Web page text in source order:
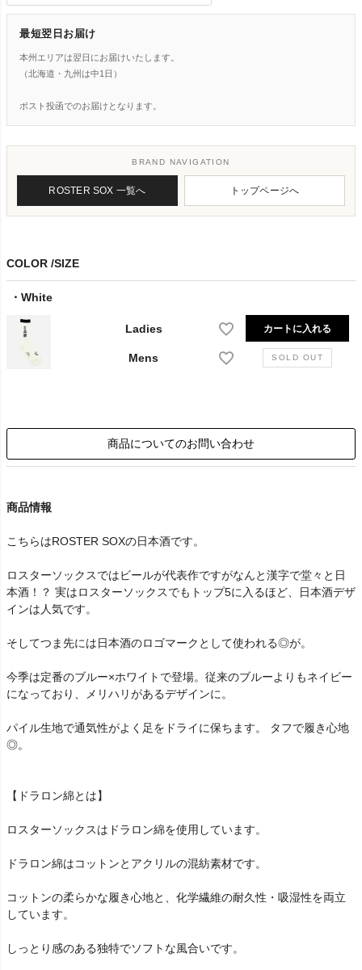
最短翌日お届け
本州エリアは翌日にお届けいたします。
（北海道・九州は中1日）
ポスト投函でのお届けとなります。
BRAND NAVIGATION
ROSTER SOX 一覧へ トップページへ
COLOR SIZE
White
Ladies カートに入れる
Mens
商品についてのお問い合わせ
商品情報
こちらはROSTER SOXの日本酒です。
ロスターソックスではビールが代表作ですがなんと漢字で堂々と日
本酒！？ 実はロスターソックスでもトップ5に入るほど、日本酒デザ
インは人気です。
そしてつま先には日本酒のロゴマークとして使われる◎が。
今季は定番のブルー×ホワイトで登場。従来のブルーよりもネイビー
になっており、メリハリがあるデザインに。
パイル生地で通気性がよく足をドライに保ちます。 タフで履き心地
◎。
【ドラロン綿とは】
ロスターソックスはドラロン綿を使用しています。
ドラロン綿はコットンとアクリルの混紡素材です。
コットンの柔らかな履き心地と、化学繊維の耐久性・吸湿性を両立
しています。
しっとり感のある独特でソフトな風合いです。